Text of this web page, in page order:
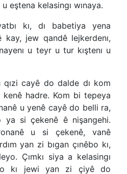
eştena kelasingı wınaya.
kı, dı babetiya yena
kay, jew qandê lejkerdenı,
u teyr u tur kıştenı u
cayê do dalde dı kom
hadre. Kom bi tepeya
u yenê cayê do belli ra,
ya si çekenê ê nişangehi.
u si çekenê, vanê
yan zi bıgan çınêbo kı,
Çımkı siya a kelasingı
kı jewi yan zi çiyê do